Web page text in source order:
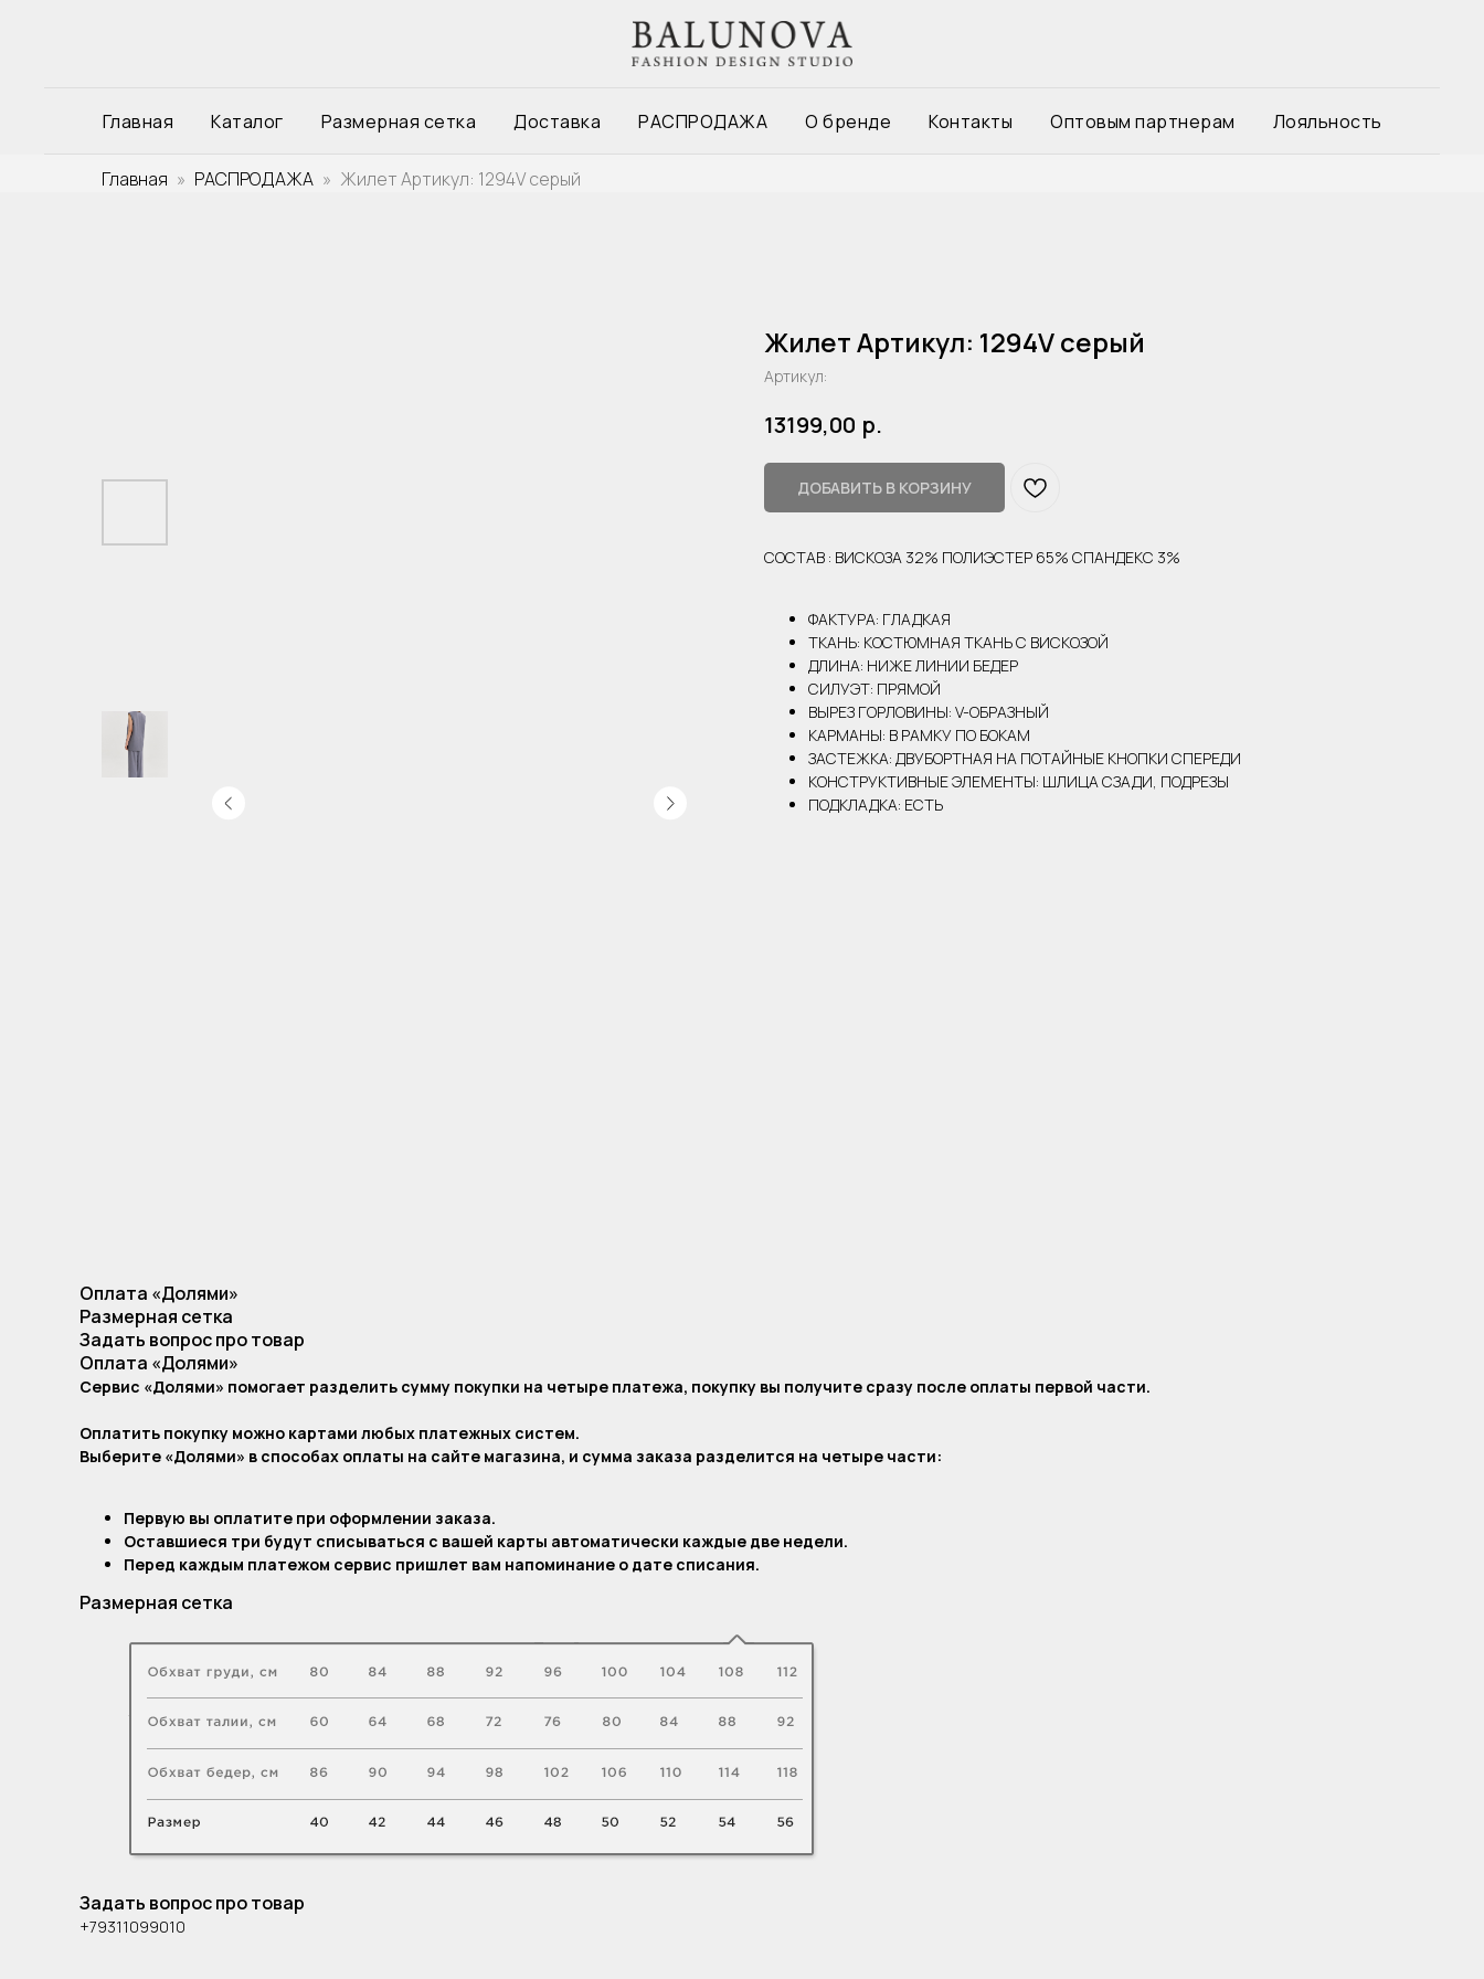
Главная Каталог Размерная сетка Доставка РАСПРОДАЖА О бренде Контакты Оптовым партнерам Лояльность
Главная РАСПРОДАЖА Жилет Артикул: 1294V серый
Жилет Артикул: 1294V серый
Артикул:
13199,00 р.
ДОБАВИТЬ В КОРЗИНУ
СОСТАВ : ВИСКОЗА 32% ПОЛИЭСТЕР 65% СПАНДЕКС 3%
ФАКТУРА: ГЛАДКАЯ
ТКАНЬ: КОСТЮМНАЯ ТКАНЬ С ВИСКОЗОЙ
ДЛИНА: НИЖЕ ЛИНИИ БЕДЕР
СИЛУЭТ: ПРЯМОЙ
ВЫРЕЗ ГОРЛОВИНЫ: V-ОБРАЗНЫЙ
КАРМАНЫ: В РАМКУ ПО БОКАМ
ЗАСТЕЖКА: ДВУБОРТНАЯ НА ПОТАЙНЫЕ КНОПКИ СПЕРЕДИ
КОНСТРУКТИВНЫЕ ЭЛЕМЕНТЫ: ШЛИЦА СЗАДИ, ПОДРЕЗЫ
ПОДКЛАДКА: ЕСТЬ
Оплата «Долями»
Размерная сетка
Задать вопрос про товар
Оплата «Долями»
Сервис «Долями» помогает разделить сумму покупки на четыре платежа, покупку вы получите сразу после оплаты первой части.
Оплатить покупку можно картами любых платежных систем.
Выберите «Долями» в способах оплаты на сайте магазина, и сумма заказа разделится на четыре части:
Первую вы оплатите при оформлении заказа.
Оставшиеся три будут списываться с вашей карты автоматически каждые две недели.
Перед каждым платежом сервис пришлет вам напоминание о дате списания.
Размерная сетка
Задать вопрос про товар
+79311099010